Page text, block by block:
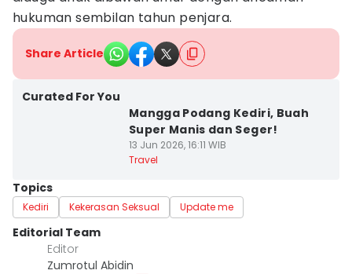
hukuman sembilan tahun penjara.
Share Article
Curated For You
Mangga Podang Kediri, Buah
Super Manis dan Seger!
13 Jun 2026, 16:11 WIB
Travel
Topics
Kediri Kekerasan Seksual Update me
Editorial Team
Editor
Zumrotul Abidin